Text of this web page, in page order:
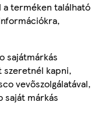
a terméken található
sajátmárkás
szeretnél kapni,
vevőszolgálatával,
saját márkás